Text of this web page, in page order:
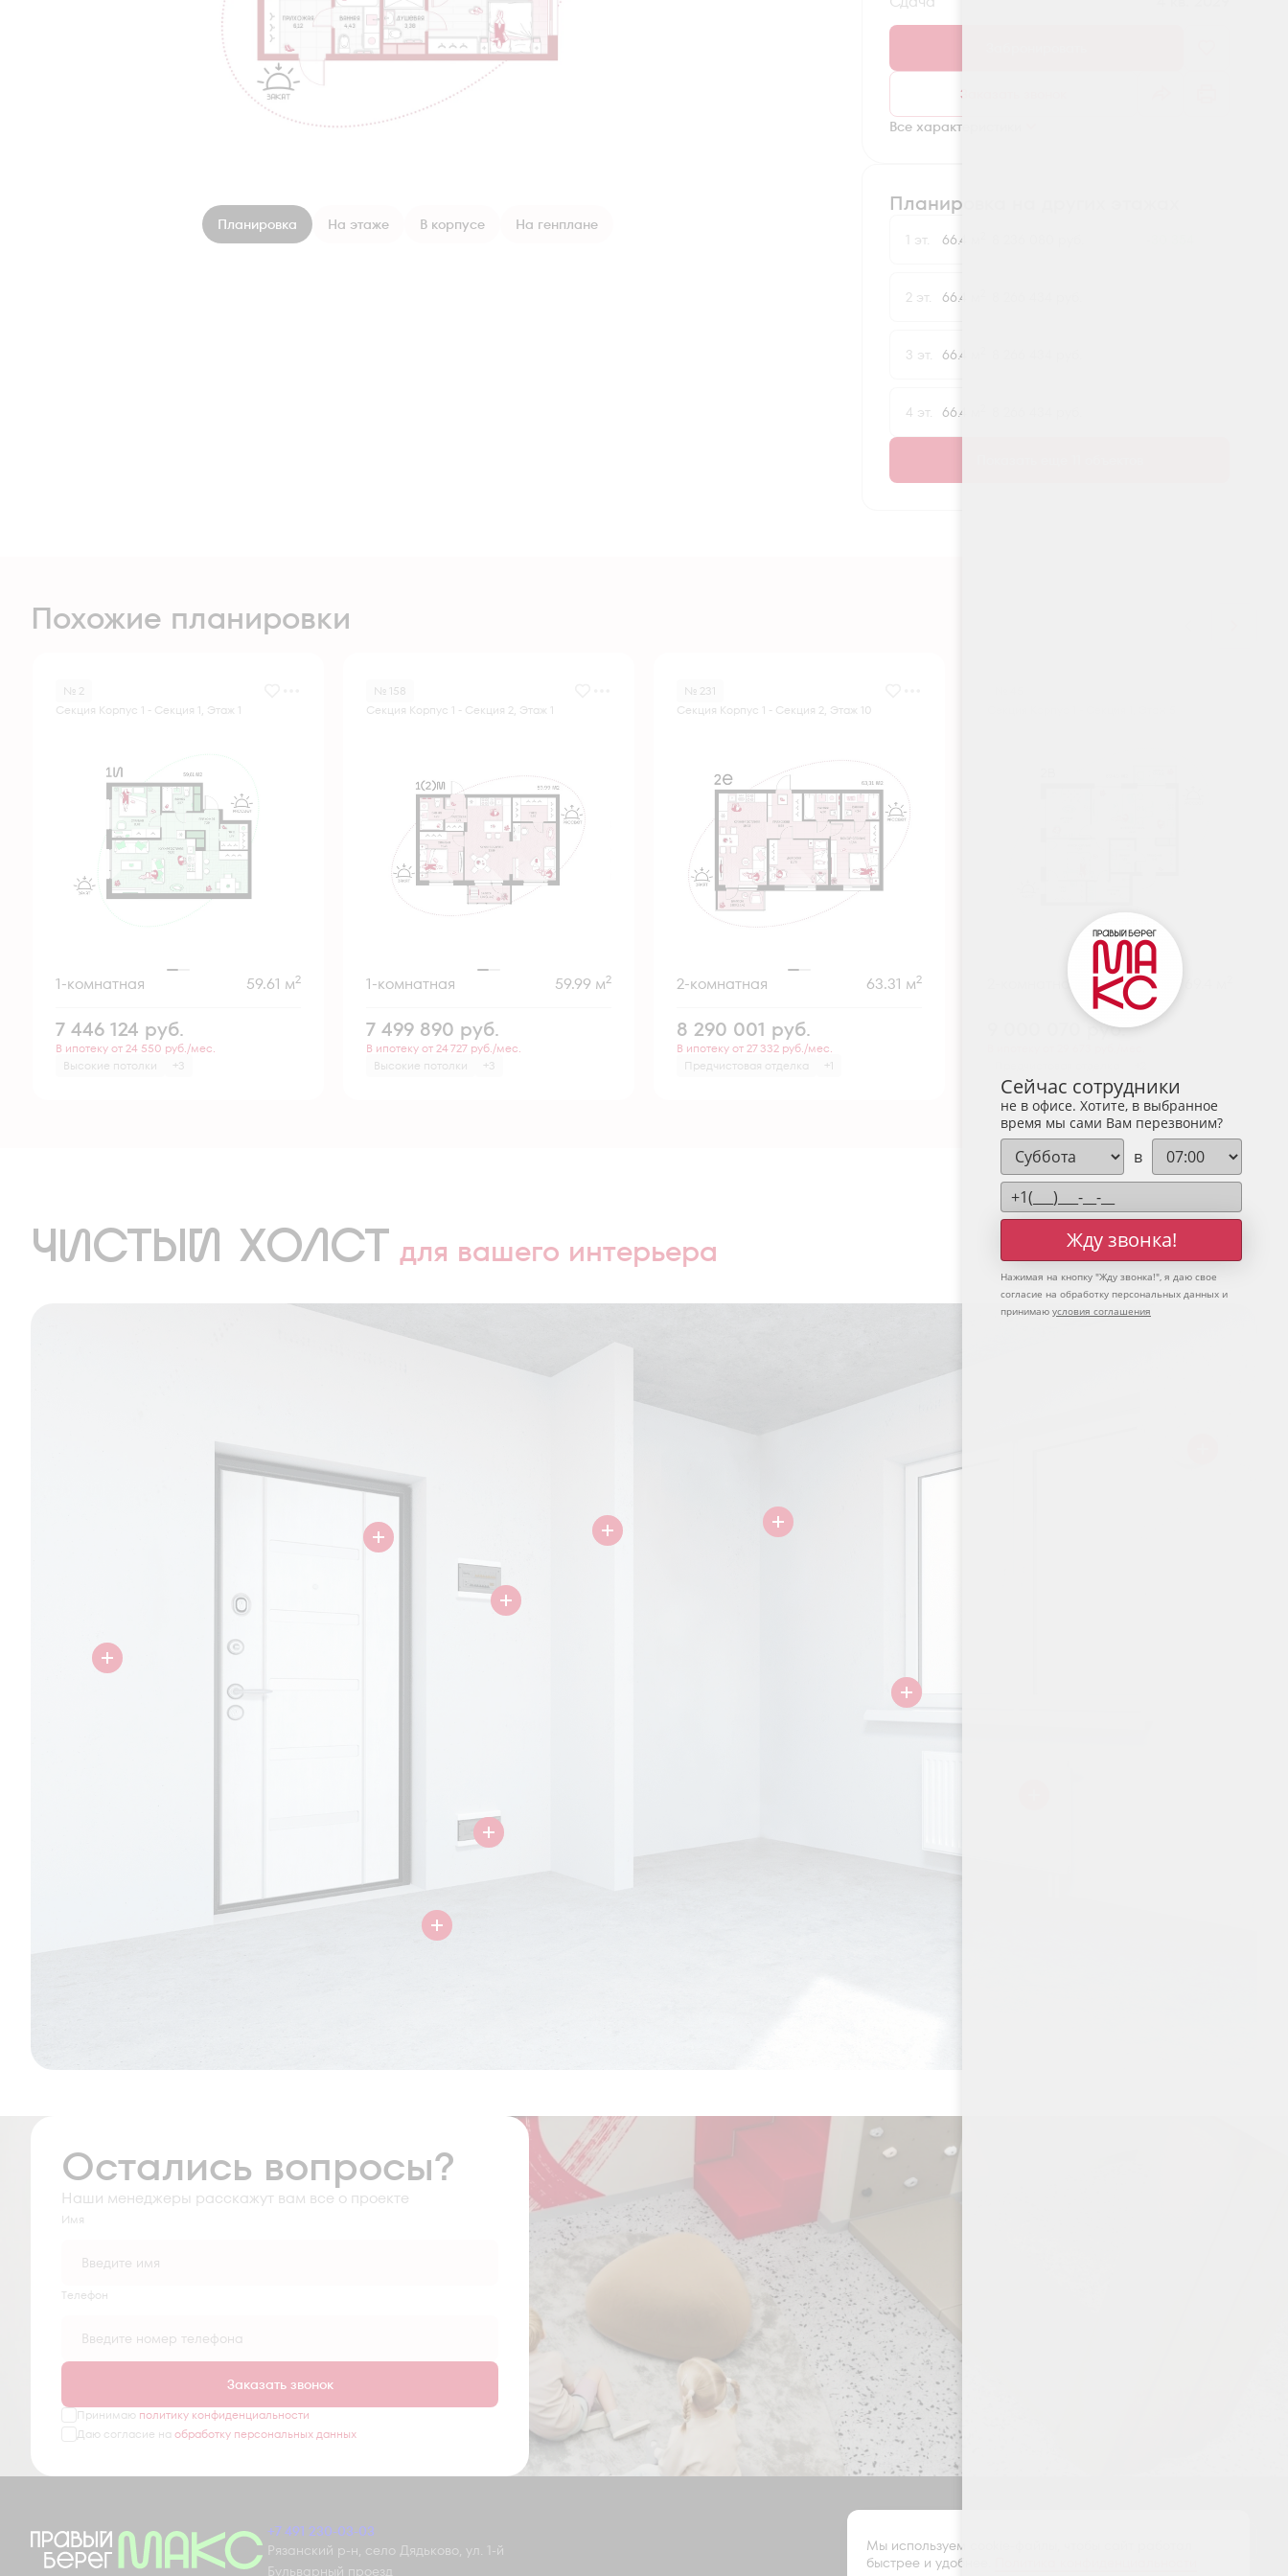
Планировка На этаже В корпусе На генплане
Заказать звонок
Все характеристики
Планировка на других этажах
1 эт. 66.4 м
2 эт. 66.4 м
3 эт. 66.4 м
4 эт. 66.4 м
Похожие планировки
№ 2
Секция Корпус 1 - Секция 1, Этаж 1
1-комнатная 59.61 м2
7 446 124 руб.
В ипотеку от 24 550 руб./мес.
Высокие потолки
+3
№ 158
Секция Корпус 1 - Секция 2, Этаж 1
1-комнатная 59.99 м2
7 499 890 руб.
В ипотеку от 24 727 руб./мес.
Высокие потолки
+3
№ 231
Секция Корпус 1 - Секция 2, Этаж 10
2-комнатная 63.31 м2
8 290 001 руб.
В ипотеку от 27 332 руб./мес.
Предчистовая отделка
+1
2-комнатная
руб.
ЧИСТЫЙ ХОЛСТ для вашего интерьера
Остались вопросы?
Наши менеджеры расскажут вам все о проекте
Имя
Tелефон
Заказать звонок
Принимаю политику конфиденциальности
Даю согласие на обработку персональных данных
+7 491 230-03-03
Рязанский р-н, село Дядьково, ул. 1-й
Бульварный проезд
Сейчас сотрудники
не в офисе. Хотите, в выбранное
время мы сами Вам перезвоним?
в
Жду звонка!
Нажимая на кнопку "Жду звонка!", я даю свое
согласие на обработку персональных данных и
принимаю условия соглашения
Мы используем cookie-файлы, чтобы сайт работал
быстрее и удобнее.